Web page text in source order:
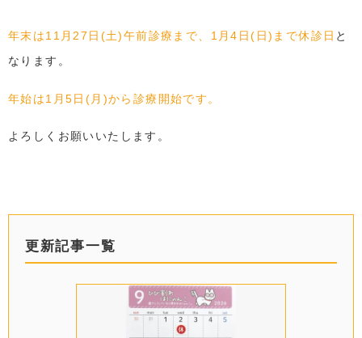
年末は11月27日(土)午前診療まで、1月4日(日)まで休診日 と
なります。
年始は1月5日(月)から診療開始です。
よろしくお願いいたします。
更新記事一覧